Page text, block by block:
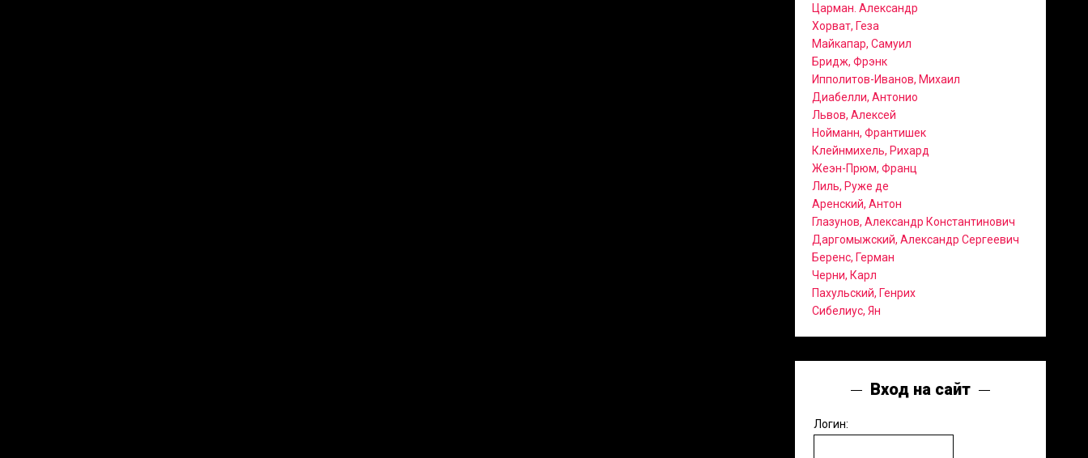
Царман. Александр
Хорват, Геза
Майкапар, Самуил
Бридж, Фрэнк
Ипполитов-Иванов, Михаил
Диабелли, Антонио
Львов, Алексей
Нойманн, Франтишек
Клейнмихель, Рихард
Жеэн-Прюм, Франц
Лиль, Руже де
Аренский, Антон
Глазунов, Александр Константинович
Даргомыжский, Александр Сергеевич
Беренс, Герман
Черни, Карл
Пахульский, Генрих
Сибелиус, Ян
Вход на сайт
Логин: